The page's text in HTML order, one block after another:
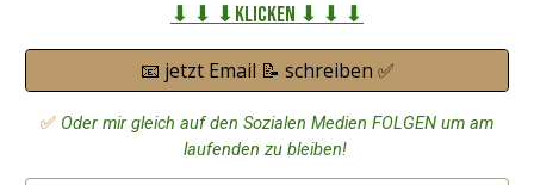
⬇ ⬇ ⬇Klicken ⬇ ⬇ ⬇
📧 jetzt Email 📝 schreiben ✅
✅ Oder mir gleich auf den Sozialen Medien FOLGEN um am
laufenden zu bleiben!